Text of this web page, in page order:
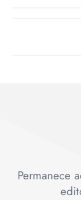
Permanece